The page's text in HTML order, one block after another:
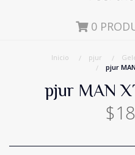
0
Inicio pjur
pjur
pjur MAN